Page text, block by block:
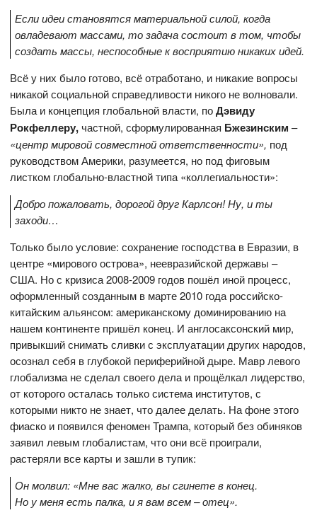
Если идеи становятся материальной силой, когда
овладевают массами, то задача состоит в том, чтобы
создать массы, неспособные к восприятию никаких идей.
Всё у них было готово, всё отработано, и никакие вопросы
никакой социальной справедливости никого не волновали.
Была и концепция глобальной власти, поДэвиду
Рокфеллеру,частной, сформулированная Бжезинским –
«центр мировой совместной ответственности», под
руководством Америки, разумеется, но под фиговым
листком глобально-властной типа «коллегиальности»:
Добро пожаловать, дорогой друг Карлсон! Ну, и ты
заходи…
Только было условие: сохранение господства в Евразии, в
центре «мирового острова», неевразийской державы –
США. Но с кризиса 2008-2009 годов пошёл иной процесс,
оформленный созданным в марте 2010 года российско-
китайским альянсом: американскому доминированию на
нашем континенте пришёл конец. И англосаксонский мир,
привыкший снимать сливки с эксплуатации других народов,
осознал себя в глубокой периферийной дыре. Мавр левого
глобализма не сделал своего дела и прощёлкал лидерство,
от которого осталась только система институтов, с
которыми никто не знает, что далее делать. На фоне этого
фиаско и появился феномен Трампа, который без обиняков
заявил левым глобалистам, что они всё проиграли,
растеряли все карты и зашли в тупик:
Он молвил: «Мне вас жалко, вы сгинете в конец.
Но у меня есть палка, и я вам всем – отец».